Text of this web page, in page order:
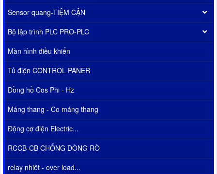
Sensor quang-TIỆM CẬN
Bộ lập trình PLC PRO-PLC
Màn hình điều khiển
Tủ điện CONTROL PANER
Đồng hồ Cos Phi - Hz
Máng thang - Co máng thang
Động cơ điện Electric...
RCCB-CB CHỐNG DÒNG RÒ
relay nhiêt - over load...